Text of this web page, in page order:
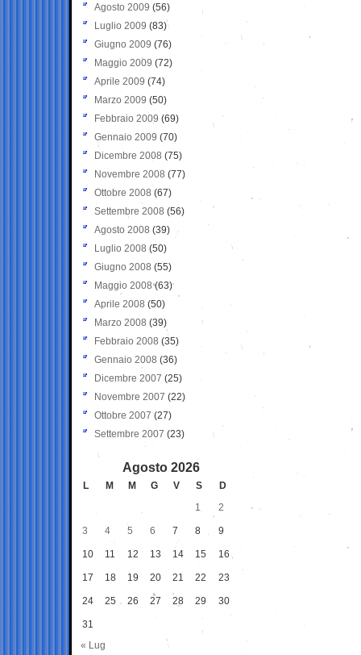
Agosto 2009 (56)
Luglio 2009 (83)
Giugno 2009 (76)
Maggio 2009 (72)
Aprile 2009 (74)
Marzo 2009 (50)
Febbraio 2009 (69)
Gennaio 2009 (70)
Dicembre 2008 (75)
Novembre 2008 (77)
Ottobre 2008 (67)
Settembre 2008 (56)
Agosto 2008 (39)
Luglio 2008 (50)
Giugno 2008 (55)
Maggio 2008(63)
Aprile 2008 (50)
Marzo 2008 (39)
Febbraio 2008 (35)
Gennaio 2008 (36)
Dicembre 2007 (25)
Novembre 2007 (22)
Ottobre 2007 (27)
Settembre 2007 (23)
Agosto 2026
L M M G V S
D
1
2
3 4 5 6 7 8 9
10 11 12 13 14 15 16
17 18 19 20 21 22 23
24 25 26 27 28 29 30
31
« Lug